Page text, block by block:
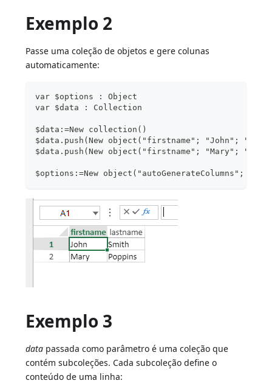
Exemplo 2
Passe uma coleção de objetos e gere colunas
automaticamente:
var $options : Object
var $data : Collection
$data:=New collection()
$data.push(New object("firstname"; "John";
$data.push(New object("firstname"; "Mary";
$options:=New object("autoGenerateColumns";
Exemplo 3
data passada como parâmetro é uma coleção que
contém subcoleções. Cada subcoleção define o
conteúdo de uma linha: